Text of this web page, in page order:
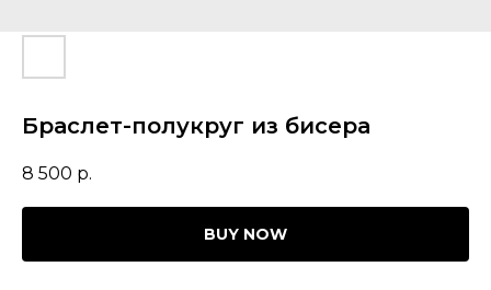
Браслет-полукруг из бисера
8 500 р.
BUY NOW